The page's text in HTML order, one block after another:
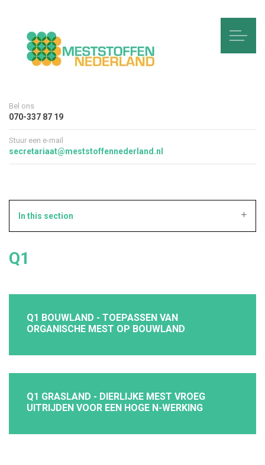
Bel ons
070-337 87 19
Stuur een e-mail
secretariaat@meststoffennederland.nl
In this section
Q1
Q1 BOUWLAND - TOEPASSEN VAN
ORGANISCHE MEST OP BOUWLAND
Q1 GRASLAND - DIERLIJKE MEST VROEG
UITRIJDEN VOOR EEN HOGE N-WERKING